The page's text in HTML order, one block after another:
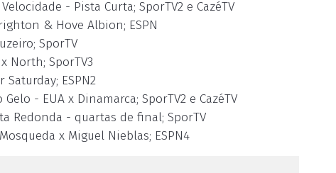
- Pista Curta; SporTV2 e CazéTV
& Hove Albion; ESPN
SporTV
North; SporTV3
ESPN2
- EUA x Dinamarca; SporTV2 e CazéTV
Redonda - quartas de final; SporTV
x Miguel Nieblas; ESPN4